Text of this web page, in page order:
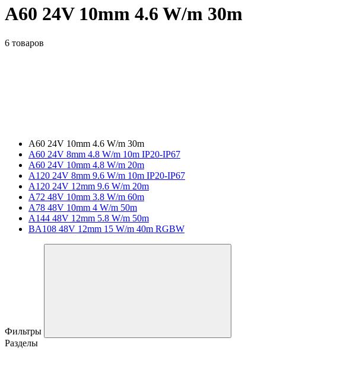
A60 24V 10mm 4.6 W/m 30m
6 товаров
A60 24V 10mm 4.6 W/m 30m
A60 24V 8mm 4.8 W/m 10m IP20-IP67
A60 24V 10mm 4.8 W/m 20m
A120 24V 8mm 9.6 W/m 10m IP20-IP67
A120 24V 12mm 9.6 W/m 20m
A72 48V 10mm 3.8 W/m 60m
A78 48V 10mm 4 W/m 50m
A144 48V 12mm 5.8 W/m 50m
BA108 48V 12mm 15 W/m 40m RGBW
Фильтры
Разделы